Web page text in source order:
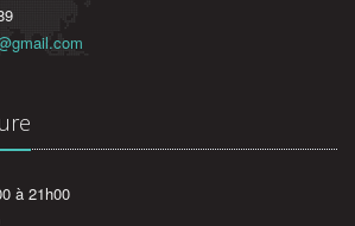
à 21h00